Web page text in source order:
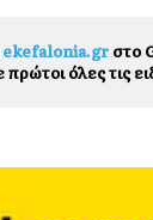
ekefalonia.grστο
όλες τις